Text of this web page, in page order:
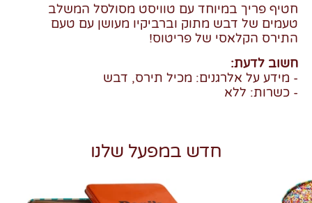
חטיף פריך במיוחד עם טוויסט מסולסל המשלב
טעמים של דבש מתוק וברביקיו מעושן עם טעם
התירס הקלאסי של פריטוס!
חשוב לדעת:
- מידע על אלרגנים: מכיל תירס, דבש
- כשרות: ללא
חדש במפעל שלנו